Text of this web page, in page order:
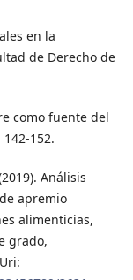
en la
de Derecho de
como fuente del
152.
Análisis
apremio
alimenticias,
grado,